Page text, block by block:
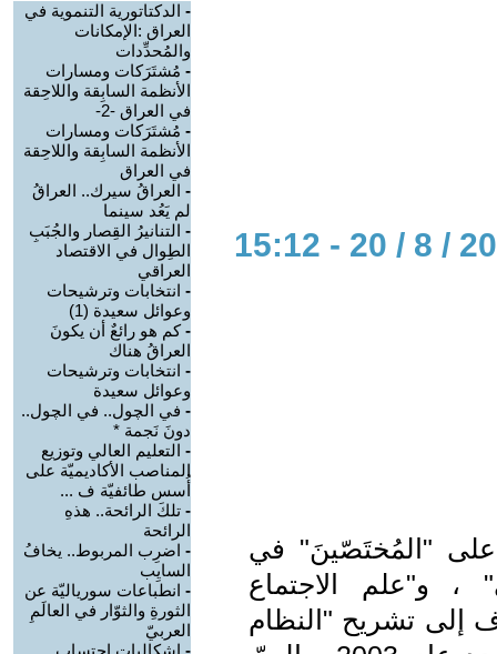
2025، ينبغي على "المُختَصّينَ" في
، و"علم الاجتماع
إلى تشريح "النظام
- الدكتاتورية التنموية في
العراق :الإمكانات
والمُحدِّدات
- مُشتَرَكات ومسارات
الأنظمة السابِقة واللاحِقة
في العراق -2-
- مُشتَرَكات ومسارات
الأنظمة السابِقة واللاحِقة
في العراق
- العراقُ سيرك.. العراقُ
لم يَعُد سينما
- التنانيرُ القِصار والجُبَبِ
الطِوال في الاقتصاد
العراقي
- انتخابات وترشيحات
وعوائل سعيدة (1)
-كم هو رائعٌ أن يكونَ
العراقُ هناك
- انتخابات وترشيحات
وعوائل سعيدة
- في الچول.. في الچول..
دونَ نَجمة *
- التعليم العالي وتوزيع
المناصب الأكاديميّة على
أُسس طائفيّة ف ...
- تلكَ الرائحة.. هذهِ
الرائحة
- اضرِب المربوط.. يخافُ
السايِب
- انطباعات سورياليّة عن
الثورةِ والثوّار في العالَمِ
العربيّ
- إشكاليات احتساب